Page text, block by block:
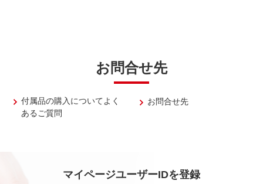
お問合せ先
付属品の購入についてよく
あるご質問
お問合せ先
マイページユーザーIDを登録